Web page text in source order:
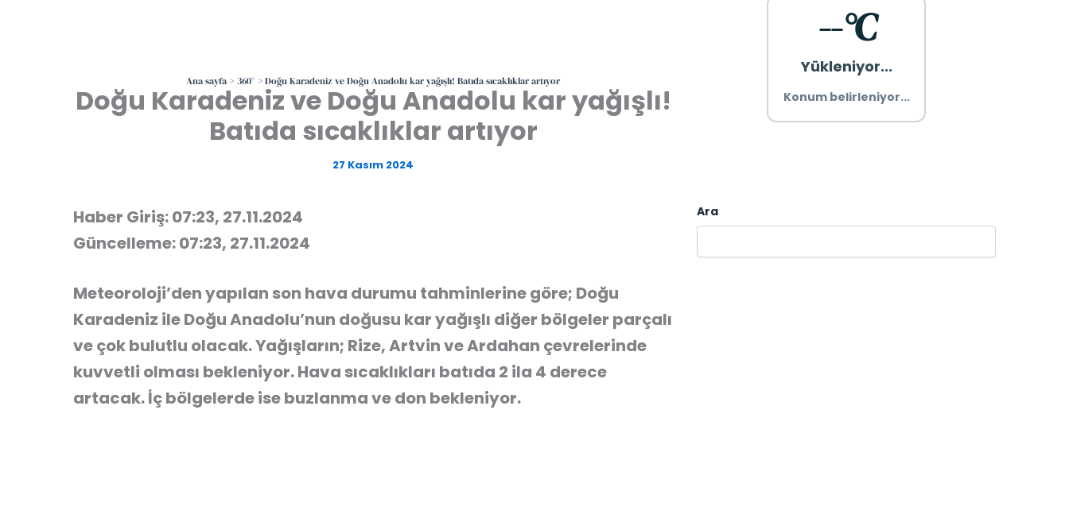
Ana sayfa 360° Doğu Karadeniz ve Doğu Anadolu kar yağışlı! Batıda sıcaklıklar artıyor
Doğu Karadeniz ve Doğu Anadolu kar yağışlı!
Batıda sıcaklıklar artıyor
27 Kasım 2024
Haber Giriş: 07:23, 27.11.2024
Güncelleme: 07:23, 27.11.2024
Meteoroloji’den yapılan son hava durumu tahminlerine göre; Doğu
Karadeniz ile Doğu Anadolu’nun doğusu kar yağışlı diğer bölgeler parçalı
ve çok bulutlu olacak. Yağışların; Rize, Artvin ve Ardahan çevrelerinde
kuvvetli olması bekleniyor. Hava sıcaklıkları batıda 2 ila 4 derece
artacak. İç bölgelerde ise buzlanma ve don bekleniyor.
--°C
Yükleniyor...
Konum belirleniyor...
Ara